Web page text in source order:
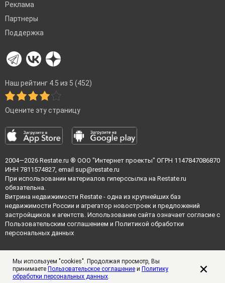
Реклама
Партнеры
Поддержка
Наш рейтинг 4.5 из 5 (452)
Оцените эту страницу
2004—2026 Restate.ru ® ООО "Интернет проекты" ОГРН 1147847086870
ИНН 7811574827, email sup@restate.ru
При использовании материалов гиперссылка на Restate.ru
обязательна.
Витрина недвижимости Restate - одна из крупнейших баз
недвижимости России и агрегатор новостроек и предложений
застройщиков и агентств. Использование сайта означает согласие с
Пользовательским соглашением и Политикой обработки
персональных данных
Мы используем "cookies". Продолжая просмотр, Вы
принимаете Пользовательское соглашение и Политику
обработки персональных данных.